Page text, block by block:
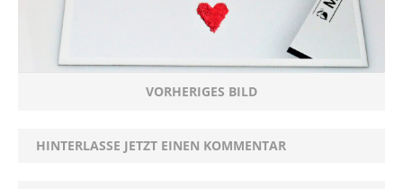
VORHERIGES BILD
HINTERLASSE JETZT EINEN KOMMENTAR